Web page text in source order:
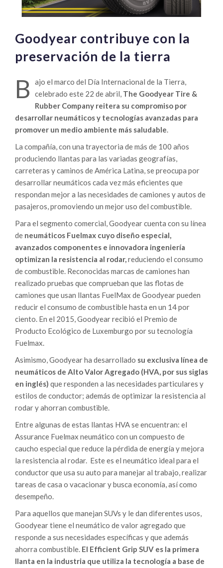
Goodyear contribuye con la
preservación de la tierra
B
ajo el marco del Día Internacional de la Tierra,
celebrado este 22 de abril, The Goodyear Tire &
Rubber Company reitera su compromiso por
desarrollar neumáticos y tecnologías avanzadas para
promover un medio ambiente más saludable.
La compañía, con una trayectoria de más de 100 años
produciendo llantas para las variadas geografías,
carreteras y caminos de América Latina, se preocupa por
desarrollar neumáticos cada vez más eficientes que
respondan mejor a las necesidades de camiones y autos de
pasajeros, promoviendo un mejor uso del combustible.
Para el segmento comercial, Goodyear cuenta con su línea
de neumáticos Fuelmax cuyo diseño especial,
avanzados componentes e innovadora ingeniería
optimizan la resistencia al rodar,reduciendo el consumo
de combustible. Reconocidas marcas de camiones han
realizado pruebas que comprueban que las flotas de
camiones que usan llantas FuelMax de Goodyear pueden
reducir el consumo de combustible hasta en un 14 por
ciento. En el 2015, Goodyear recibió el Premio de
Producto Ecológico de Luxemburgo por su tecnología
Fuelmax.
Asimismo, Goodyear ha desarrollado su exclusiva línea de
neumáticos de Alto Valor Agregado (HVA, por sus siglas
en inglés) que responden a las necesidades particulares y
estilos de conductor; además de optimizar la resistencia al
rodar y ahorran combustible.
Entre algunas de estas llantas HVA se encuentran: el
Assurance Fuelmax neumático con un compuesto de
caucho especial que reduce la pérdida de energía y mejora
la resistencia al rodar. Este es el neumático ideal para el
conductor que usa su auto para manejar al trabajo, realizar
tareas de casa o vacacionar y busca economía, así como
desempeño.
Para aquellos que manejan SUVs y le dan diferentes usos,
Goodyear tiene el neumático de valor agregado que
responde a sus necesidades específicas y que además
ahorra combustible. El Efficient Grip SUV es la primera
llanta en la industria que utiliza la tecnología a base de